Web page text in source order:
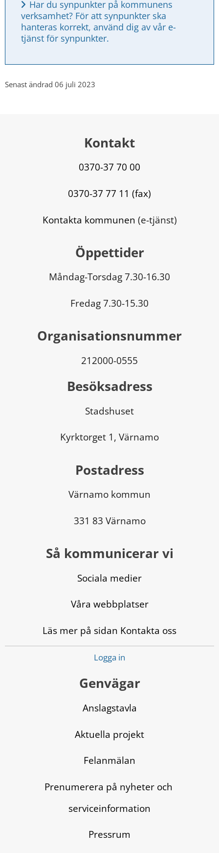
Har du synpunkter på kommunens
verksamhet? För att synpunkter ska
hanteras korrekt, använd dig av vår e-
tjänst för synpunkter.
Senast ändrad 06 juli 2023
Kontakt
0370-37 70 00
0370-37 77 11 (fax)
Kontakta kommunen (e-tjänst)
Öppettider
Måndag-Torsdag 7.30-16.30
Fredag 7.30-15.30
Organisationsnummer
212000-0555
Besöksadress
Stadshuset
Kyrktorget 1, Värnamo
Postadress
Värnamo kommun
331 83 Värnamo
Så kommunicerar vi
Sociala medier
Våra webbplatser
Läs mer på sidan Kontakta oss
Logga in
Genvägar
Anslagstavla
Aktuella projekt
Felanmälan
Prenumerera på nyheter och
serviceinformation
Pressrum